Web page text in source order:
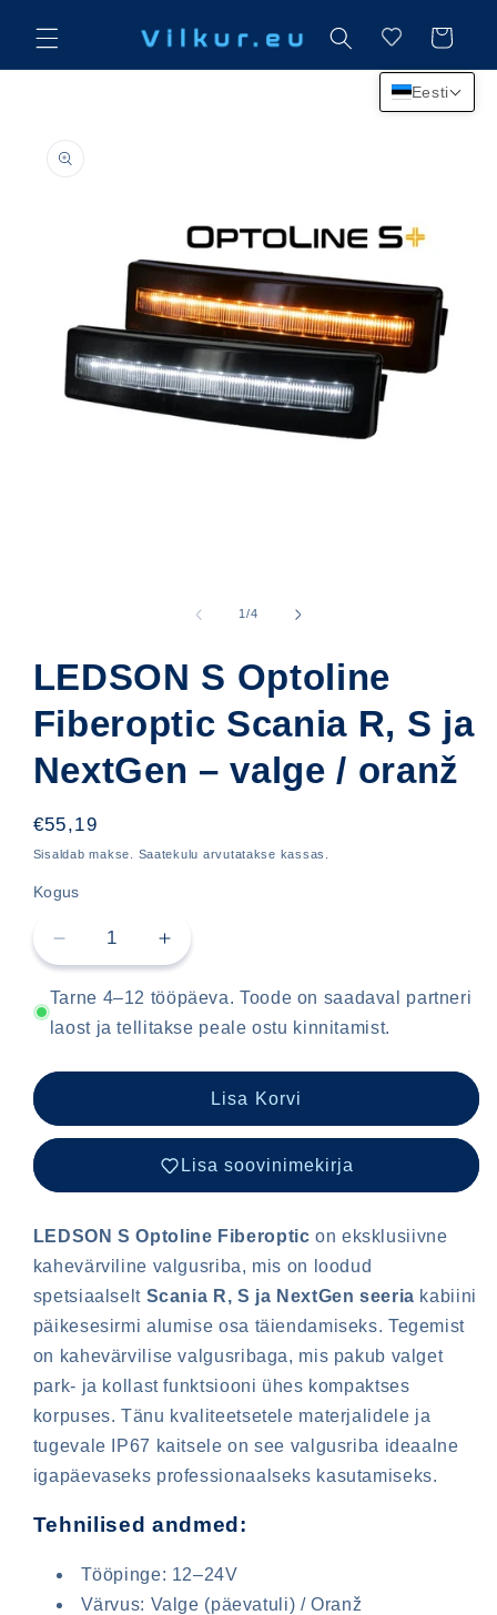
sisu
juurde
Käru
tooteteabe
juurde
1/kohta
4
LEDSON S Optoline
Fiberoptic Scania R, S ja
NextGen – valge / oranž
Hind
€55,19
Sisaldab makse. Saatekulu arvutatakse kassas.
Kogus
Vähenda
LEDSON
S
Optoline
Scania
ja
–
/
oranž
Lisa
LEDSON
S
Optoline
Scania
ja
NextGen
–
/
oranž
Tarne 4–12 tööpäeva. Toode on saadaval partneri
laost ja tellitakse peale ostu kinnitamist.
Lisa Korvi
Lisa soovinimekirja
LEDSON S Optoline Fiberoptic on eksklusiivne
kahevärviline valgusriba, mis on loodud
spetsiaalselt Scania R, S ja NextGen seeria kabiini
päikesesirmi alumise osa täiendamiseks. Tegemist
on kahevärvilise valgusribaga, mis pakub valget
park- ja kollast funktsiooni ühes kompaktses
korpuses. Tänu kvaliteetsetele materjalidele ja
tugevale IP67 kaitsele on see valgusriba ideaalne
igapäevaseks professionaalseks kasutamiseks.
Tehnilised andmed:
Tööpinge: 12–24V
Värvus: Valge (päevatuli) / Oranž
Eesti